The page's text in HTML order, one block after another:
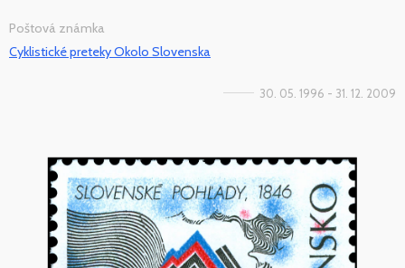
Poštová známka
Cyklistické preteky Okolo Slovenska
30. 05. 1996 - 31. 12. 2009